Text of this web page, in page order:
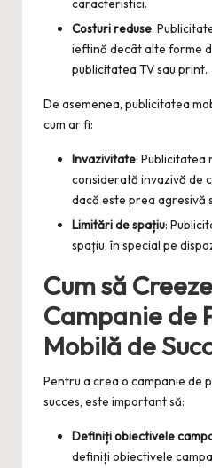
caracteristici.
Costuri reduse:
ieftină decât alte forme
publicitatea TV sau print.
De asemenea, publicitatea
cum ar fi:
Invazivitate: Publicitatea
considerată invazivă de
dacă este prea agresivă
Limitări de spațiu:
spațiu, în special pe
Cum să
Campanie de
Mobilă de
Pentru a crea o campanie de
succes, este important să:
Definiți obiectivele
definiți obiectivele